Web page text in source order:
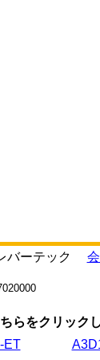
バーテック
らをクリック
ET